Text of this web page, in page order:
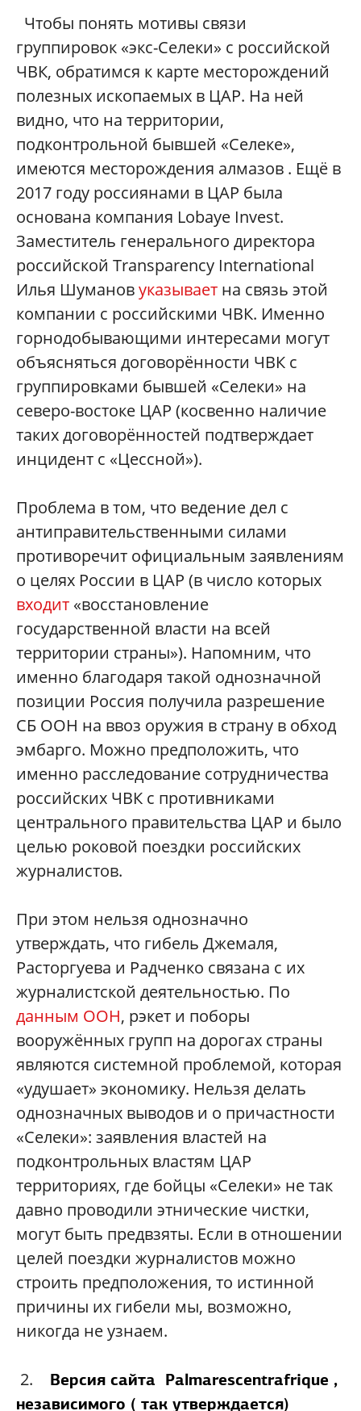
Чтобы понять мотивы связи
группировок «экс-Селеки» с российской
ЧВК, обратимся к карте месторождений
полезных ископаемых в ЦАР. На ней
видно, что на территории,
подконтрольной бывшей «Селеке»,
имеются месторождения алмазов . Ещё в
2017 году россиянами в ЦАР была
основана компания Lobaye Invest.
Заместитель генерального директора
российской Transparency International
Илья Шумановуказывает на связь этой
компании с российскими ЧВК. Именно
горнодобывающими интересами могут
объясняться договорённости ЧВК с
группировками бывшей «Селеки» на
северо-востоке ЦАР (косвенно наличие
таких договорённостей подтверждает
инцидент с «Цессной»).
Проблема в том, что ведение дел с
антиправительственными силами
противоречит официальным заявлениям
о целях России в ЦАР (в число которых
входит «восстановление
государственной власти на всей
территории страны»). Напомним, что
именно благодаря такой однозначной
позиции Россия получила разрешение
СБ ООН на ввоз оружия в страну в обход
эмбарго. Можно предположить, что
именно расследование сотрудничества
российских ЧВК с противниками
центрального правительства ЦАР и было
целью роковой поездки российских
журналистов.
При этом нельзя однозначно
утверждать, что гибель Джемаля,
Расторгуева и Радченко связана с их
журналистской деятельностью. По
данным ООН, рэкет и поборы
вооружённых групп на дорогах страны
являются системной проблемой, которая
«удушает» экономику. Нельзя делать
однозначных выводов и о причастности
«Селеки»: заявления властей на
подконтрольных властям ЦАР
территориях, где бойцы «Селеки» не так
давно проводили этнические чистки,
могут быть предвзяты. Если в отношении
целей поездки журналистов можно
строить предположения, то истинной
причины их гибели мы, возможно,
никогда не узнаем.
2. Версия сайта Palmarescentrafrique ,
независимого ( так утверждается)